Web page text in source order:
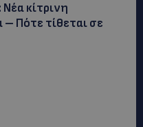
κίτρινη
– Πότε τίθεται σε